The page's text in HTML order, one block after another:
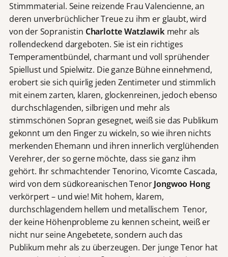
Stimmmaterial. Seine reizende Frau Valencienne, an
deren unverbrüchlicher Treue zu ihm er glaubt, wird
von der Sopranistin Charlotte Watzlawikmehr als
rollendeckend dargeboten. Sie ist ein richtiges
Temperamentbündel, charmant und voll sprühender
Spiellust und Spielwitz. Die ganze Bühne einnehmend,
erobert sie sich quirlig jeden Zentimeter und stimmlich
mit einem zarten, klaren, glockenreinen, jedoch ebenso
durchschlagenden, silbrigen und mehr als
stimmschönen Sopran gesegnet, weiß sie das Publikum
gekonnt um den Finger zu wickeln, so wie ihren nichts
merkenden Ehemann und ihren innerlich verglühenden
Verehrer, der so gerne möchte, dass sie ganz ihm
gehört. Ihr schmachtender Tenorino, Vicomte Cascada,
wird von dem südkoreanischen TenorJongwoo Hong
verkörpert – und wie! Mit hohem, klarem,
durchschlagendem hellem und metallischem Tenor,
der keine Höhenprobleme zu kennen scheint, weiß er
nicht nur seine Angebetete, sondern auch das
Publikum mehr als zu überzeugen. Der junge Tenor hat